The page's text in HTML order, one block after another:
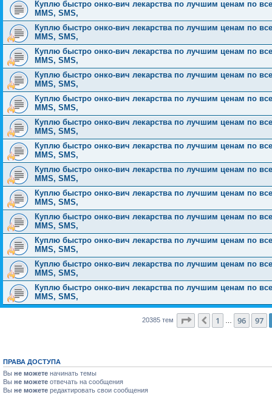
Куплю быстро онко-вич лекарства по лучшим ценам по
MMS, SMS,
Куплю быстро онко-вич лекарства по лучшим ценам по
MMS, SMS,
Куплю быстро онко-вич лекарства по лучшим ценам по
MMS, SMS,
Куплю быстро онко-вич лекарства по лучшим ценам по
MMS, SMS,
Куплю быстро онко-вич лекарства по лучшим ценам по
MMS, SMS,
Куплю быстро онко-вич лекарства по лучшим ценам по
MMS, SMS,
Куплю быстро онко-вич лекарства по лучшим ценам по
MMS, SMS,
Куплю быстро онко-вич лекарства по лучшим ценам по
MMS, SMS,
Куплю быстро онко-вич лекарства по лучшим ценам по
MMS, SMS,
Куплю быстро онко-вич лекарства по лучшим ценам по
MMS, SMS,
Куплю быстро онко-вич лекарства по лучшим ценам по
MMS, SMS,
Куплю быстро онко-вич лекарства по лучшим ценам по
MMS, SMS,
Куплю быстро онко-вич лекарства по лучшим ценам по
MMS, SMS,
20385 тем Страница 98из 816
Пред.
1 96 97
ПРАВА ДОСТУПА
Вы не можете начинать темы
Вы не можете отвечать на сообщения
Вы не можете редактировать свои сообщения